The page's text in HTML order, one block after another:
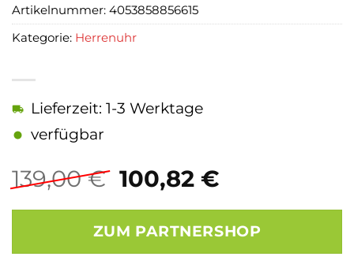
139,00€ Ursprünglicher
Preis
war:
139,00 €
100,82 €Aktueller
ist:
100,82 €.
Lieferzeit: 1-3 Werktage
verfügbar
ZUM PARTNERSHOP
Artikelnummer: 4053858856615
Kategorie: Herrenuhr